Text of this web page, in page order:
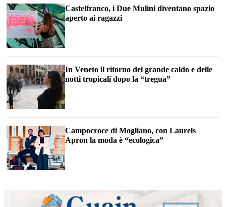
Castelfranco, i Due Mulini diventano spazio
aperto ai ragazzi
In Veneto il ritorno del grande caldo e delle
notti tropicali dopo la “tregua”
Campocroce di Mogliano, con Laurels
Apron la moda è “ecologica”